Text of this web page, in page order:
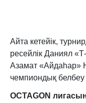
Айта кетейік,
ресейлік Даниял
Азамат «Айдаһар»
чемпиондық белбеу
OCTAGON